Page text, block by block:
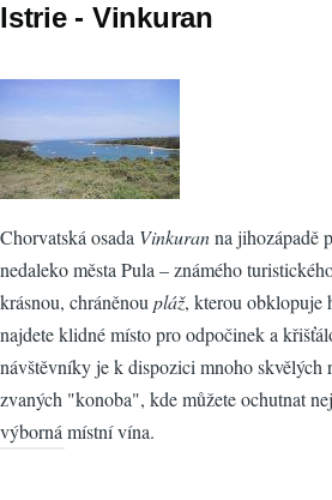
Istrie - Vinkuran
Chorvatská osada Vinkuranna jihozápadě
nedaleko města Pula – známého
krásnou, chráněnoupláž, kterou obklopuje
najdete klidné místo pro odpočinek a
návštěvníky je k dispozici mnoho skvělých
zvaných "konoba", kde můžete ochutnat
výborná místní vína.